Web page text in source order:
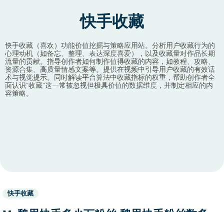
快手收藏
快手收藏（喜欢）功能价值挖掘与策略应用站。分析用户收藏行为的
心理动机（如备忘、整理、表达深度喜爱），以及收藏量对作品长期
流量的贡献。指导创作者如何制作值得收藏的内容，如教程、攻略、
资源合集、高质量情感文案等。提供在视频中引导用户收藏的有效话
术与视觉提示。同时解读平台算法中收藏指标的权重，帮助创作者全
面认识“收藏”这一常被忽视但极具价值的数据维度，并制定相应的内
容策略。
Used
before
快手收藏